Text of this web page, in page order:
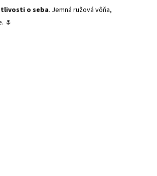
o seba. Jemná ružová vôňa,
🌷